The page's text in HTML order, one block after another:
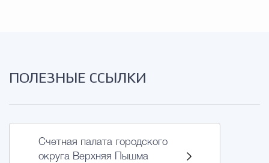
ПОЛЕЗНЫЕ ССЫЛКИ
Счетная палата городского
округа Верхняя Пышма